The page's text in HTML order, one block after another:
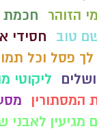
הזוהר
חכמת
טוב
חסידי
פסל וכל
ליקוטי
המסתורין
לאבני